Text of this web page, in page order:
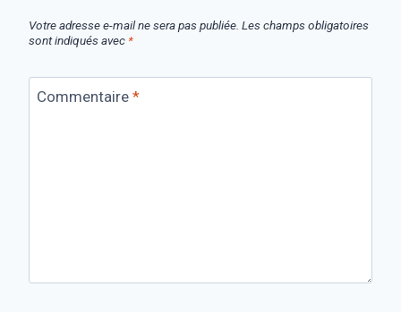
Votre adresse e-mail ne sera pas publiée. Les champs obligatoires
sont indiqués avec *
Commentaire *